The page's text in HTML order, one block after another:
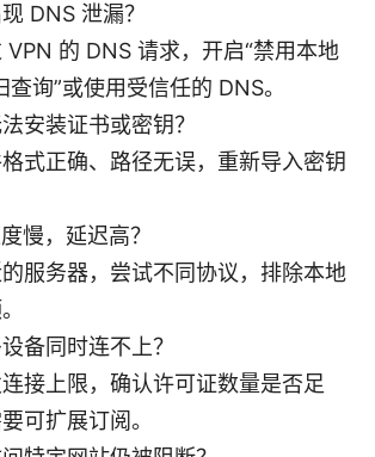
DNS 泄漏？
VPN 的 DNS 请求，开启“禁用本地
查询”或使用受信任的 DNS。
安装证书或密钥？
式正确、路径无误，重新导入密钥
慢，延迟高？
服务器，尝试不同协议，排除本地
备同时连不上？
接上限，确认许可证数量是否足
可扩展订阅。